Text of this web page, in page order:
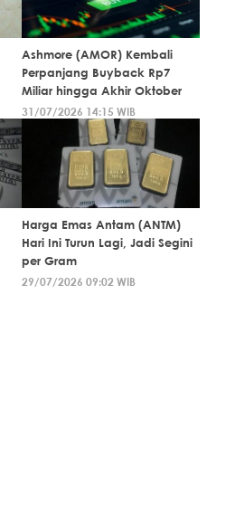
Ashmore (AMOR) Kembali
Perpanjang Buyback Rp7
Miliar hingga Akhir Oktober
31/07/2026 14:15 WIB
Harga Emas Antam (ANTM)
Hari Ini Turun Lagi, Jadi Segini
per Gram
29/07/2026 09:02 WIB